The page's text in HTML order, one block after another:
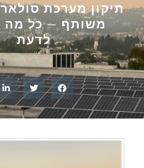
תיקון מערכת
משותף – כל מה
לדעת